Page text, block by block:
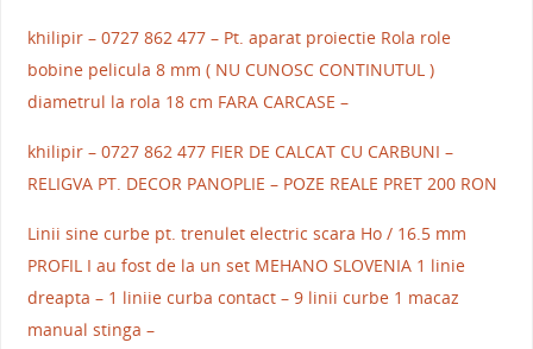
khilipir – 0727 862 477 – Pt. aparat proiectie Rola role
bobine pelicula 8 mm ( NU CUNOSC CONTINUTUL )
diametrul la rola 18 cm FARA CARCASE –
khilipir – 0727 862 477 FIER DE CALCAT CU CARBUNI –
RELIGVA PT. DECOR PANOPLIE – POZE REALE PRET 200 RON
Linii sine curbe pt. trenulet electric scara Ho / 16.5 mm
PROFIL I au fost de la un set MEHANO SLOVENIA 1 linie
dreapta – 1 liniie curba contact – 9 linii curbe 1 macaz
manual stinga –